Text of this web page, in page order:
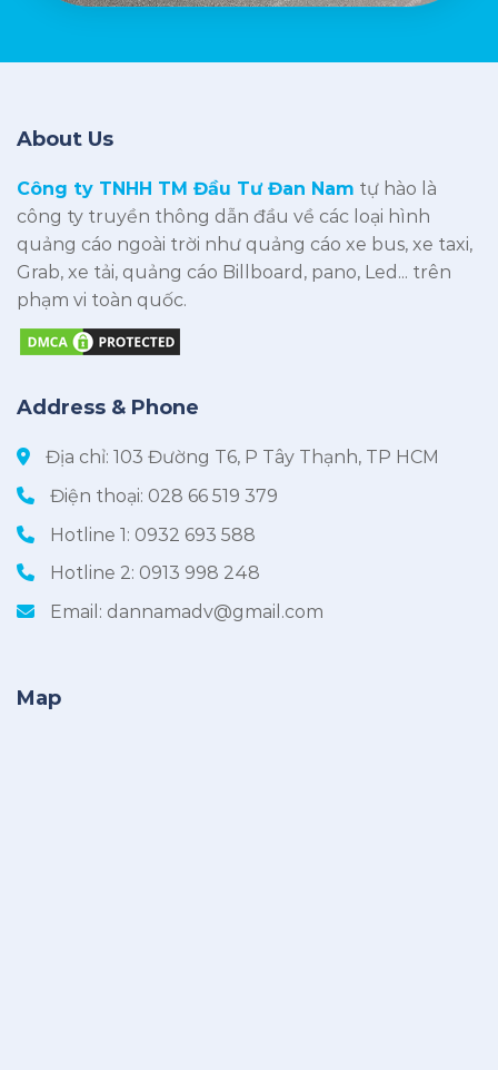
About Us
Công ty TNHH TM Đầu Tư Đan Nam tự hào là
công ty truyền thông dẫn đầu về các loại hình
quảng cáo ngoài trời như quảng cáo xe bus, xe taxi,
Grab, xe tải, quảng cáo Billboard, pano, Led... trên
phạm vi toàn quốc.
Address & Phone
Địa chỉ: 103 Đường T6, P Tây Thạnh, TP HCM
Điện thoại: 028 66 519 379
Hotline 1: 0932 693 588
Hotline 2: 0913 998 248
Email: dannamadv@gmail.com
Map